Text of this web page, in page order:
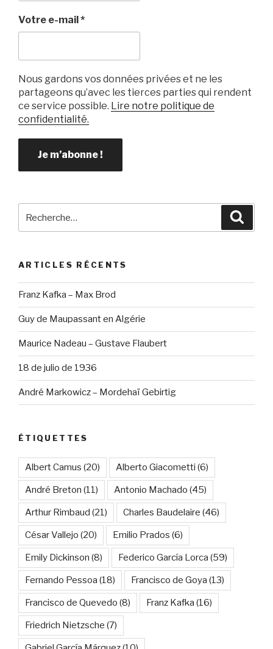
Votre e-mail *
Nous gardons vos données privées et ne les
partageons qu’avec les tierces parties qui rendent
ce service possible. Lire notre politique de
confidentialité.
pour
ARTICLES RÉCENTS
Franz Kafka – Max Brod
Guy de Maupassant en Algérie
Maurice Nadeau – Gustave Flaubert
18 de julio de 1936
André Markowicz – Mordehaï Gebirtig
ÉTIQUETTES
Albert Camus (20) Alberto Giacometti (6)
André Breton (11) Antonio Machado (45)
Arthur Rimbaud (21) Charles Baudelaire (46)
César Vallejo (20) Emilio Prados (6)
Emily Dickinson (8) Federico García Lorca (59)
Fernando Pessoa (18) Francisco de Goya (13)
Francisco de Quevedo (8) Franz Kafka (16)
Friedrich Nietzsche (7)